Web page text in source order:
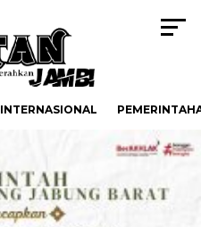
INTERNASIONAL